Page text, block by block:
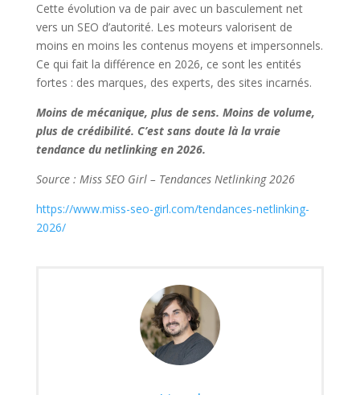
Cette évolution va de pair avec un basculement net
vers un SEO d’autorité. Les moteurs valorisent de
moins en moins les contenus moyens et impersonnels.
Ce qui fait la différence en 2026, ce sont les entités
fortes : des marques, des experts, des sites incarnés.
Moins de mécanique, plus de sens. Moins de volume,
plus de crédibilité. C’est sans doute là la vraie
tendance du netlinking en 2026.
Source : Miss SEO Girl – Tendances Netlinking 2026
https://www.miss-seo-girl.com/tendances-netlinking-
2026/